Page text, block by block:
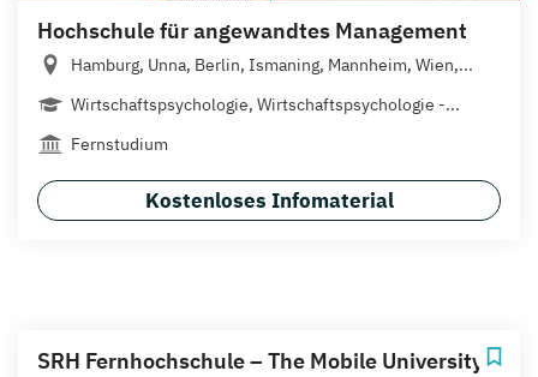
Hochschule für angewandtes Management
Hamburg, Unna, Berlin, Ismaning, Mannheim, Wien,...
Wirtschaftspsychologie, Wirtschaftspsychologie -...
Fernstudium
Kostenloses Infomaterial
SRH Fernhochschule – The Mobile University